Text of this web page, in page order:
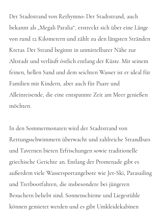
Der Stadtstrand von Rethymno: Der Stadtstrand, auch
bekannt als „Megali Paralia“, erstreckt sich über eine Länge
von rund 12 Kilometern und zählt zu den längsten Stränden
Kretas. Der Strand beginnt in unmittelbarer Nähe zur
Altstadt und verläuft östlich entlang der Küste. Mit seinem
feinen, hellen Sand und dem seichten Wasser ist er ideal für
Familien mit Kindern, aber auch für Paare und
Alleinreisende, die eine entspannte Zeit am Meer genießen
möchten.
In den Sommermonaten wird der Stadtstrand von
Rettungsschwimmern überwacht und zahlreiche Strandbars
und Tavernen bieten Erfrischungen sowie traditionelle
griechische Gerichte an. Entlang der Promenade gibt es
außerdem viele Wassersportangebote wie Jet-Ski, Parasailing
und Tretbootfahren, die insbesondere bei jüngeren
Besuchern beliebt sind. Sonnenschirme und Liegestühle
können gemietet werden und es gibt Umkleidekabinen